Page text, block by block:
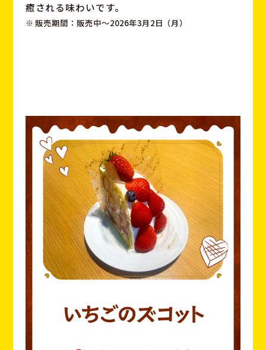
癒される味わいです。
販売期間：販売中〜2026年3月2日（月）